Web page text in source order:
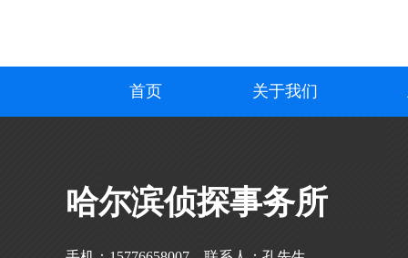
首页 关于我们
哈尔滨侦探事务所